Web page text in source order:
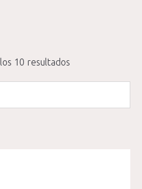
10 resultados